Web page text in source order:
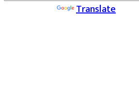
Translate